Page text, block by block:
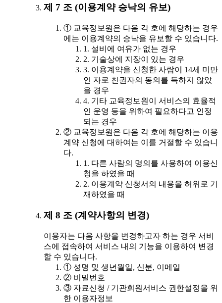
제 7 조 (이용계약 승낙의 유보)
① 교육정보원은 다음 각 호에 해당하는 경우
에는 이용계약의 승낙을 유보할 수 있습니다.
1. 설비에 여유가 없는 경우
2. 기술상에 지장이 있는 경우
3. 이용계약을 신청한 사람이 14세 미만
인 자로 친권자의 동의를 득하지 않았
을 경우
4. 기타 교육정보원이 서비스의 효율적
인 운영 등을 위하여 필요하다고 인정
되는 경우
② 교육정보원은 다음 각 호에 해당하는 이용
계약 신청에 대하여는 이를 거절할 수 있습니
다.
1. 다른 사람의 명의를 사용하여 이용신
청을 하였을 때
2. 이용계약 신청서의 내용을 허위로 기
재하였을 때
제 8 조 (계약사항의 변경)
이용자는 다음 사항을 변경하고자 하는 경우 서비
스에 접속하여 서비스 내의 기능을 이용하여 변경
할 수 있습니다.
① 성명 및 생년월일, 신분, 이메일
② 비밀번호
③ 자료신청 / 기관회원서비스 권한설정을 위
한 이용자정보